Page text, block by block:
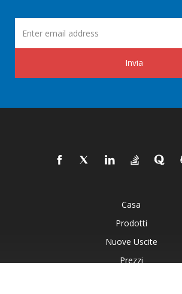
Invia
Casa
Prodotti
Nuove Uscite
Prezzi